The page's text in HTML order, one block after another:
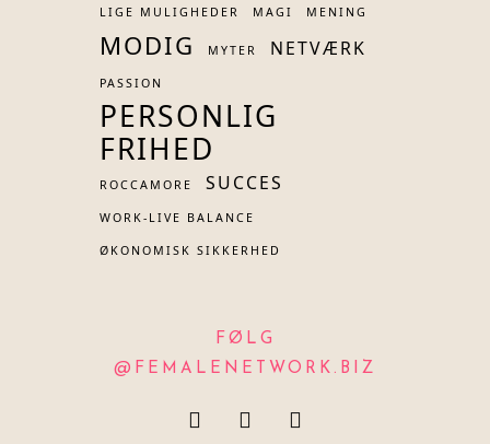
LIGE MULIGHEDER MAGI MENING
MODIG MYTER NETVÆRK
PASSION
PERSONLIG
FRIHED
ROCCAMORE SUCCES
WORK-LIVE BALANCE
ØKONOMISK SIKKERHED
FØLG
@FEMALENETWORK.BIZ